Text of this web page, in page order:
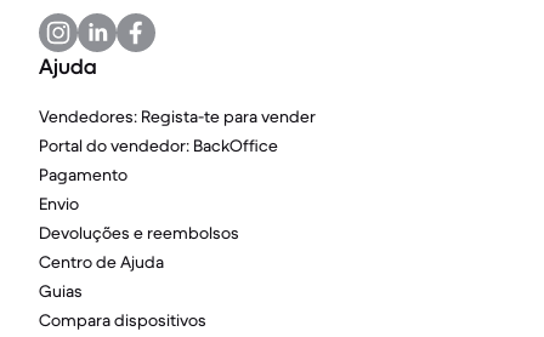
Ajuda
Vendedores: Regista-te para vender
Portal do vendedor: BackOffice
Pagamento
Envio
Devoluções e reembolsos
Centro de Ajuda
Guias
Compara dispositivos